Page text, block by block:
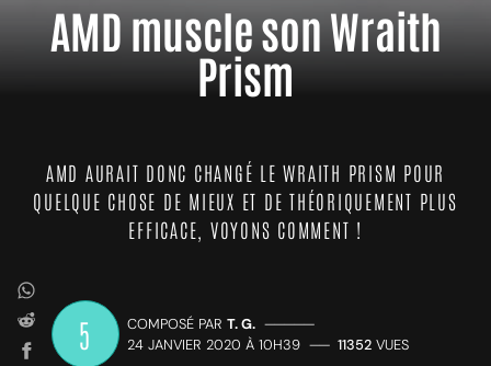
AMD muscle son Wraith
Prism
AMD AURAIT DONC CHANGÉ LE WRAITH PRISM POUR
QUELQUE CHOSE DE MIEUX ET DE THÉORIQUEMENT PLUS
EFFICACE, VOYONS COMMENT !
5 COMPOSÉ PAR T. G. —————
24 JANVIER 2020 À 10H39 —— 11352 VUES